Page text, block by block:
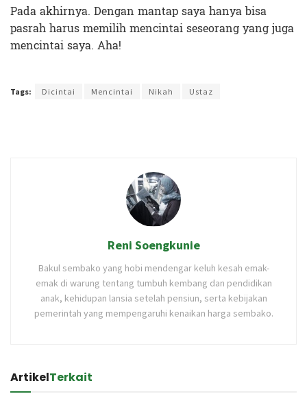
Pada akhirnya. Dengan mantap saya hanya bisa
pasrah harus memilih mencintai seseorang yang juga
mencintai saya. Aha!
Tags: Dicintai Mencintai Nikah Ustaz
Reni Soengkunie
Bakul sembako yang hobi mendengar keluh kesah emak-
emak di warung tentang tumbuh kembang dan pendidikan
anak, kehidupan lansia setelah pensiun, serta kebijakan
pemerintah yang mempengaruhi kenaikan harga sembako.
ArtikelTerkait